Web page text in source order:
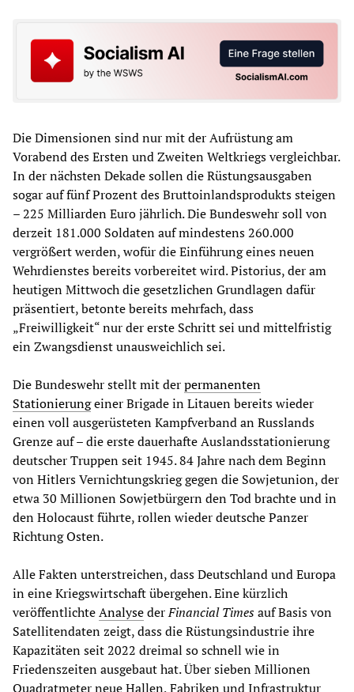
Die Dimensionen sind nur mit der Aufrüstung am
Vorabend des Ersten und Zweiten Weltkriegs vergleichbar.
In der nächsten Dekade sollen die Rüstungsausgaben
sogar auf fünf Prozent des Bruttoinlandsprodukts steigen
– 225 Milliarden Euro jährlich. Die Bundeswehr soll von
derzeit 181.000 Soldaten auf mindestens 260.000
vergrößert werden, wofür die Einführung eines neuen
Wehrdienstes bereits vorbereitet wird. Pistorius, der am
heutigen Mittwoch die gesetzlichen Grundlagen dafür
präsentiert, betonte bereits mehrfach, dass
„Freiwilligkeit“ nur der erste Schritt sei und mittelfristig
ein Zwangsdienst unausweichlich sei.
Die Bundeswehr stellt mit derpermanenten
Stationierungeiner Brigade in Litauen bereits wieder
einen voll ausgerüsteten Kampfverband an Russlands
Grenze auf – die erste dauerhafte Auslandsstationierung
deutscher Truppen seit 1945. 84 Jahre nach dem Beginn
von Hitlers Vernichtungskrieg gegen die Sowjetunion, der
etwa 30 Millionen Sowjetbürgern den Tod brachte und in
den Holocaust führte, rollen wieder deutsche Panzer
Richtung Osten.
Alle Fakten unterstreichen, dass Deutschland und Europa
in eine Kriegswirtschaft übergehen. Eine kürzlich
veröffentlichteAnalysederFinancial Timesauf Basis von
Satellitendaten zeigt, dass die Rüstungsindustrie ihre
Kapazitäten seit 2022 dreimal so schnell wie in
Friedenszeiten ausgebaut hat. Über sieben Millionen
Quadratmeter neue Hallen, Fabriken und Infrastruktur